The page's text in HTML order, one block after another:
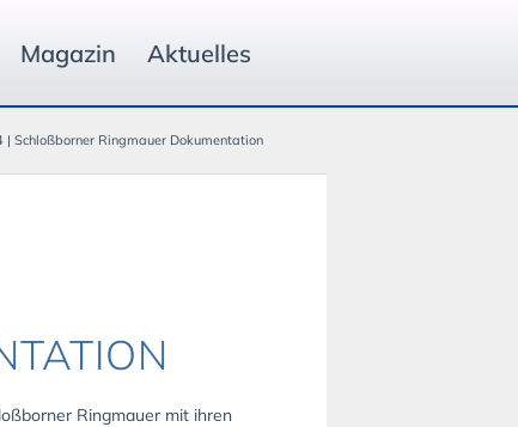
Magazin Aktuelles
| Schloßborner Ringmauer Dokumentation
Ringmauer mit ihren